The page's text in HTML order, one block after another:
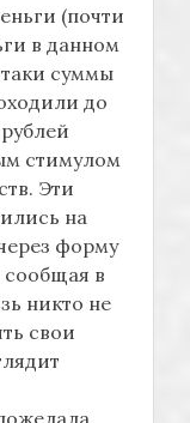
(почти
в данном
суммы
до
стимулом
Эти
на
форму
сообщая в
никто не
свои